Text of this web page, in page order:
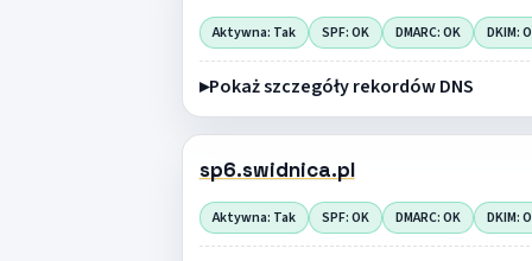
Aktywna: Tak SPF: OK DMARC: OK DKIM:
Pokaż szczegóły rekordów DNS
sp6.swidnica.pl
Aktywna: Tak SPF: OK DMARC: OK DKIM: